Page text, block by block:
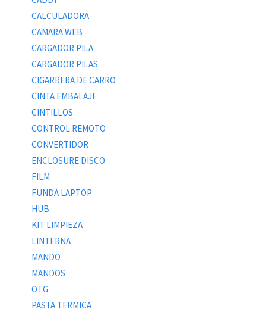
CALCULADORA
CAMARA WEB
CARGADOR PILA
CARGADOR PILAS
CIGARRERA DE CARRO
CINTA EMBALAJE
CINTILLOS
CONTROL REMOTO
CONVERTIDOR
ENCLOSURE DISCO
FILM
FUNDA LAPTOP
HUB
KIT LIMPIEZA
LINTERNA
MANDO
MANDOS
OTG
PASTA TERMICA